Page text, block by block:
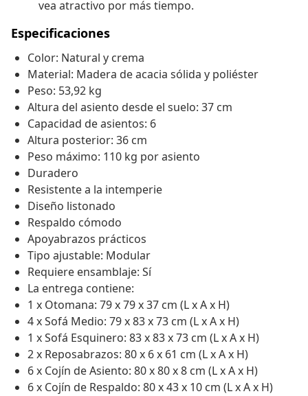
vea atractivo por más tiempo.
Especificaciones
Color: Natural y crema
Material: Madera de acacia sólida y poliéster
Peso: 53,92 kg
Altura del asiento desde el suelo: 37 cm
Capacidad de asientos: 6
Altura posterior: 36 cm
Peso máximo: 110 kg por asiento
Duradero
Resistente a la intemperie
Diseño listonado
Respaldo cómodo
Apoyabrazos prácticos
Tipo ajustable: Modular
Requiere ensamblaje: Sí
La entrega contiene:
1 x Otomana: 79 x 79 x 37 cm (L x A x H)
4 x Sofá Medio: 79 x 83 x 73 cm (L x A x H)
1 x Sofá Esquinero: 83 x 83 x 73 cm (L x A x H)
2 x Reposabrazos: 80 x 6 x 61 cm (L x A x H)
6 x Cojín de Asiento: 80 x 80 x 8 cm (L x A x H)
6 x Cojín de Respaldo: 80 x 43 x 10 cm (L x A x H)